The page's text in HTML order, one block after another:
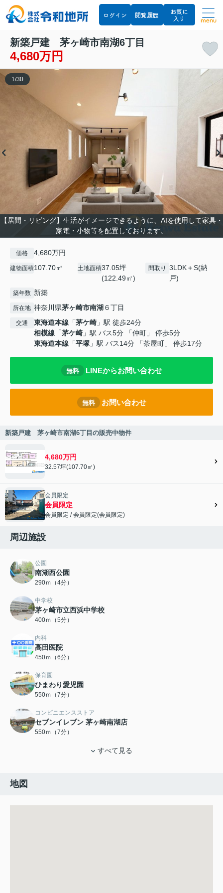
ログイン 閲覧履歴
お気に
入り
menu
新築戸建 茅ヶ崎市南湖6丁目
4,680万円
【居間・リビング】生活がイメージできるように、AIを使用して家具・
家電・小物等を配置しております。
1 /30
価格 4,680万円
建物面積107.70㎡ 土地面積37.05坪
(122.49㎡)
間取り
3LDK＋S(納
戸)
築年数 新築
所在地 神奈川県茅ヶ崎市南湖 ６丁目
交通 東海道本線 「茅ケ崎 」駅 徒歩24分
相模線 「茅ケ崎 」駅 バス5分 「仲町」 停歩5分
東海道本線 「平塚 」駅 バス14分 「茶屋町」 停歩17分
無料 LINEからお問い合わせ
無料 お問い合わせ
新築戸建 茅ヶ崎市南湖6丁目の販売中物件
4,680万円
32.57坪(107.70㎡)
会員限定
会員限定
会員限定 /会員限定(会員限定)
周辺施設
公園
南湖西公園
290ｍ（4分）
中学校
茅ヶ崎市立西浜中学校
400ｍ（5分）
内科
高田医院
450ｍ（6分）
保育園
ひまわり愛児園
550ｍ（7分）
コンビニエンスストア
セブンイレブン 茅ヶ崎南湖店
550ｍ（7分）
すべて見る
地図